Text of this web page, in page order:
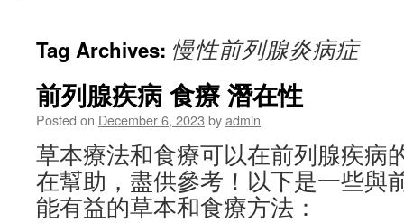
Tag Archives: 慢性前列腺炎病症
前列腺疾病 食療 潛在性
Posted on December 6, 2023 byadmin
草本療法和食療可以在前列腺疾病
在幫助，盡供參考！以下是一些與
能有益的草本和食療方法：